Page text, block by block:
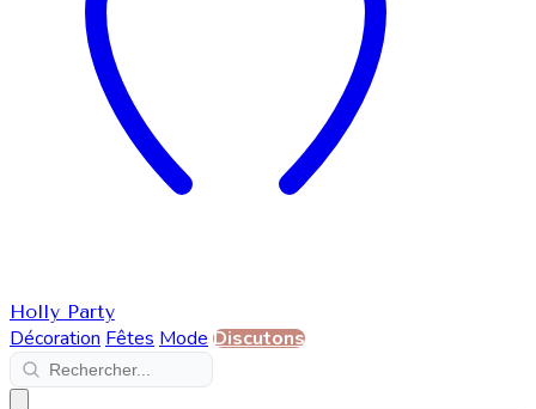
Holly Party
Décoration Fêtes Mode Discutons